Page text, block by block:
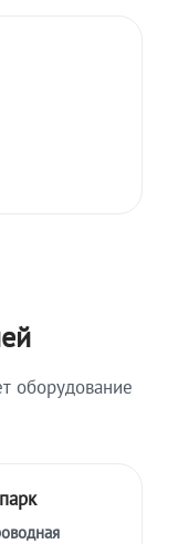
оборудование